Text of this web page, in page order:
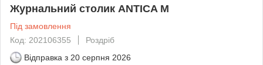
Журнальний столик ANTICA M
Під замовлення
Код: 202106355
Роздріб
Відправка з 20 серпня 2026